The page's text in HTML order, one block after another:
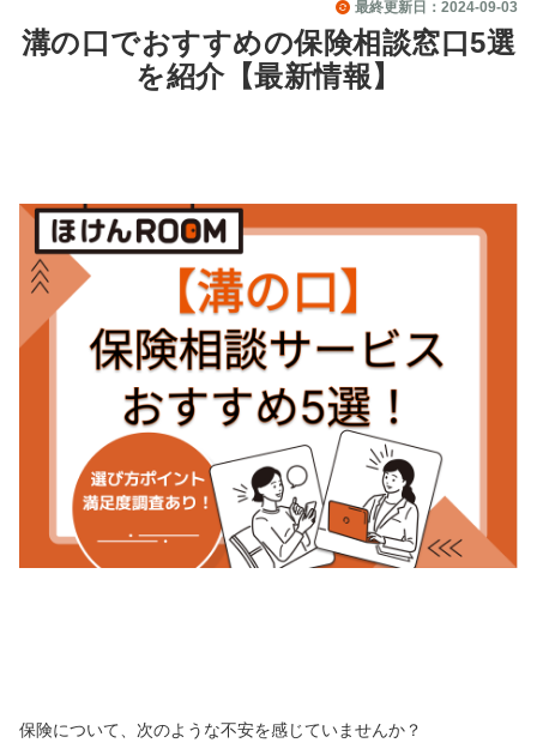
最終更新日： 2024-09-03
溝の口でおすすめの保険相談窓口5選
を紹介【最新情報】
保険について、次のような不安を感じていませんか？